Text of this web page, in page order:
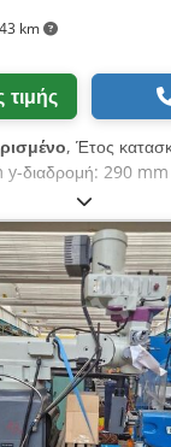
km
, Έτος
διαδρομή: 290
rpm Τραπέζι:
πέννας: (3)
19 - 890 (x)
στήλης: 171 -
kVA Βάρος
περίπου: 2,05 x
χρήσεων MF1
απαραίτητη σε
σε τμήματα
με μια